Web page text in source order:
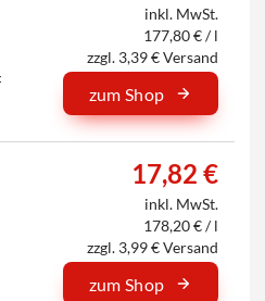
inkl. MwSt.
177,80 € / l
zzgl. 3,39 € Versand
zum Shop
17,82 €
inkl. MwSt.
178,20 € / l
zzgl. 3,99 € Versand
zum Shop